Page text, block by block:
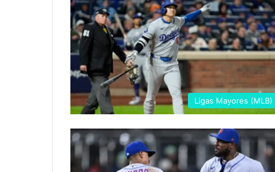
Ligas Mayores (MLB)